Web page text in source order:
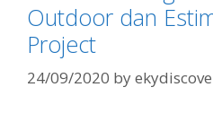
Outdoor dan
Project
24/09/2020 by